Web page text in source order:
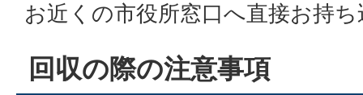
お近くの市役所窓口へ直接お持
回収の際の注意事項